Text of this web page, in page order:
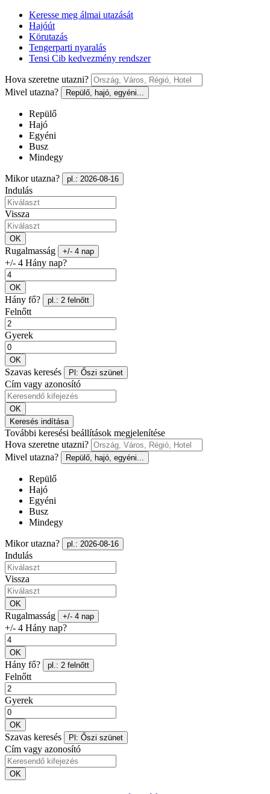
Keresse meg álmai utazását
Hajóút
Körutazás
Tengerparti nyaralás
Tensi Cib kedvezmény rendszer
Hova szeretne utazni?
Mivel utazna?
Repülő, hajó, egyéni...
Repülő
Hajó
Egyéni
Busz
Mindegy
Mikor utazna? pl.: 2026-08-16
Indulás
Vissza
OK
Rugalmasság +/- 4 nap
+/- 4 Hány nap?
OK
Hány fő? pl.: 2 felnőtt
Felnőtt
Gyerek
OK
Szavas keresés Pl: Őszi szünet
Cím vagy azonosító
OK
Keresés indítása
További keresési beállítások megjelenítése
Hova szeretne utazni?
Mivel utazna?
Repülő, hajó, egyéni...
Repülő
Hajó
Egyéni
Busz
Mindegy
Mikor utazna? pl.: 2026-08-16
Indulás
Vissza
OK
Rugalmasság +/- 4 nap
+/- 4 Hány nap?
OK
Hány fő? pl.: 2 felnőtt
Felnőtt
Gyerek
OK
Szavas keresés Pl: Őszi szünet
Cím vagy azonosító
OK